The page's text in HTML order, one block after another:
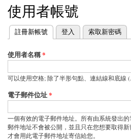
使用者帳號
主要索引標籤
註冊新帳號
(作用中頁籤) 登入 索取新密碼
使用者名稱*
可以使用空格; 除了半形句點、連結線和底線
電子郵件位址*
一個有效的電子郵件地址。所有由系統發出
郵件地址不會被公開，並且只在您想要取得
才會用此電子郵件地址寄信給您。